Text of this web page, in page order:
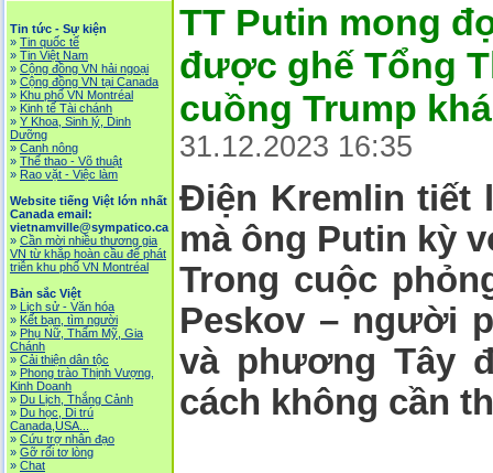
Tin tức - Sự kiện
» Tin quốc tế
» Tin Việt Nam
» Cộng đồng VN hải ngoại
» Cộng đồng VN tại Canada
» Khu phố VN Montréal
» Kinh tế Tài chánh
» Y Khoa, Sinh lý, Dinh
Dưỡng
» Canh nông
» Thể thao - Võ thuật
» Rao vặt - Việc làm
Website tiếng Việt lớn nhất
Canada email:
vietnamville@sympatico.ca
» Cần mời nhiều thương gia
VN từ khắp hoàn cầu để phát
triễn khu phố VN Montréal
Bản sắc Việt
» Lịch sử - Văn hóa
» Kết bạn, tìm người
» Phụ Nữ, Thẩm Mỹ, Gia
Chánh
» Cải thiện dân tộc
» Phong trào Thịnh Vượng,
Kinh Doanh
» Du Lịch, Thắng Cảnh
» Du học, Di trú
Canada,USA...
» Cứu trợ nhân đạo
» Gỡ rối tơ lòng
» Chat
TT Putin mong
được ghế Tổng
cuồng Trump
31.12.2023 16:35
Điện Kremlin tiết
mà ông Putin kỳ
Trong cuộc
Peskov – người
và phương Tây
cách không cần